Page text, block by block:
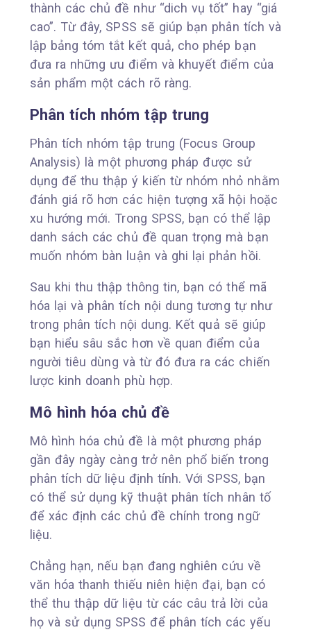
thành các chủ đề như “dich vụ tốt” hay “giá
cao”. Từ đây, SPSS sẽ giúp bạn phân tích và
lập bảng tóm tắt kết quả, cho phép bạn
đưa ra những ưu điểm và khuyết điểm của
sản phẩm một cách rõ ràng.
Phân tích nhóm tập trung
Phân tích nhóm tập trung (Focus Group
Analysis) là một phương pháp được sử
dụng để thu thập ý kiến từ nhóm nhỏ nhằm
đánh giá rõ hơn các hiện tượng xã hội hoặc
xu hướng mới. Trong SPSS, bạn có thể lập
danh sách các chủ đề quan trọng mà bạn
muốn nhóm bàn luận và ghi lại phản hồi.
Sau khi thu thập thông tin, bạn có thể mã
hóa lại và phân tích nội dung tương tự như
trong phân tích nội dung. Kết quả sẽ giúp
bạn hiểu sâu sắc hơn về quan điểm của
người tiêu dùng và từ đó đưa ra các chiến
lược kinh doanh phù hợp.
Mô hình hóa chủ đề
Mô hình hóa chủ đề là một phương pháp
gần đây ngày càng trở nên phổ biến trong
phân tích dữ liệu định tính. Với SPSS, bạn
có thể sử dụng kỹ thuật phân tích nhân tố
để xác định các chủ đề chính trong ngữ
liệu.
Chẳng hạn, nếu bạn đang nghiên cứu về
văn hóa thanh thiếu niên hiện đại, bạn có
thể thu thập dữ liệu từ các câu trả lời của
họ và sử dụng SPSS để phân tích các yếu